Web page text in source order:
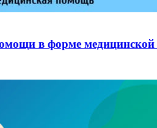
в форме